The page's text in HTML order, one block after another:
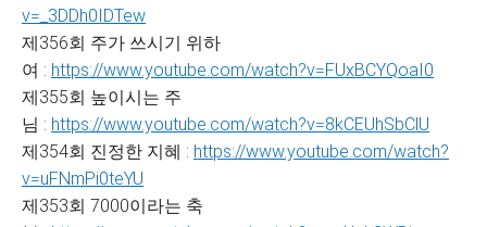
v=_3DDh0IDTew
제356회 주가 쓰시기 위하
여 : https://www.youtube.com/watch?v=FUxBCYQoaI0
제355회 높이시는 주
님 : https://www.youtube.com/watch?v=8kCEUhSbClU
제354회 진정한 지혜 : https://www.youtube.com/watch?
v=uFNmPi0teYU
제353회 7000이라는 축